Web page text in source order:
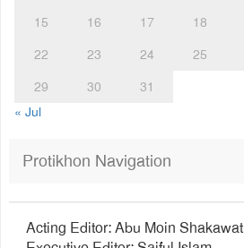
15
16 17 18
22
23 24 25
29
30
31
« Jul
Protikhon Navigation
Acting Editor: Abu Moin Shakawat